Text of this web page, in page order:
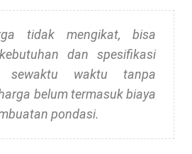
tidak mengikat, bisa
dan spesifikasi
sewaktu waktu tanpa
belum termasuk biaya
pondasi.